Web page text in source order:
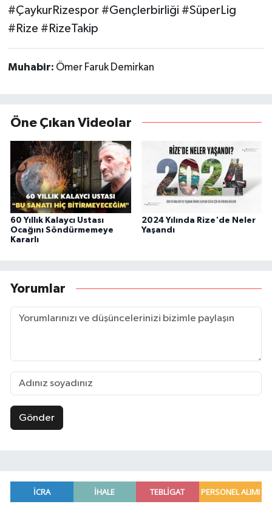
#ÇaykurRizespor #Gençlerbirliği #SüperLig
#Rize #RizeTakip
Muhabir: Ömer Faruk Demirkan
Öne Çıkan Videolar
60 Yıllık Kalaycı Ustası
Ocağını Söndürmemeye
Kararlı
2024 Yılında Rize'de Neler
Yaşandı
Yorumlar
Gönder